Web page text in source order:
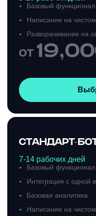
Базовый функционал
Написание на
Разворачивание на
ОТ
СТАНДАРТ-
7-14 рабочих дней
Базовый функционал
Интеграция с одной
Базовая аналитика
Написание на